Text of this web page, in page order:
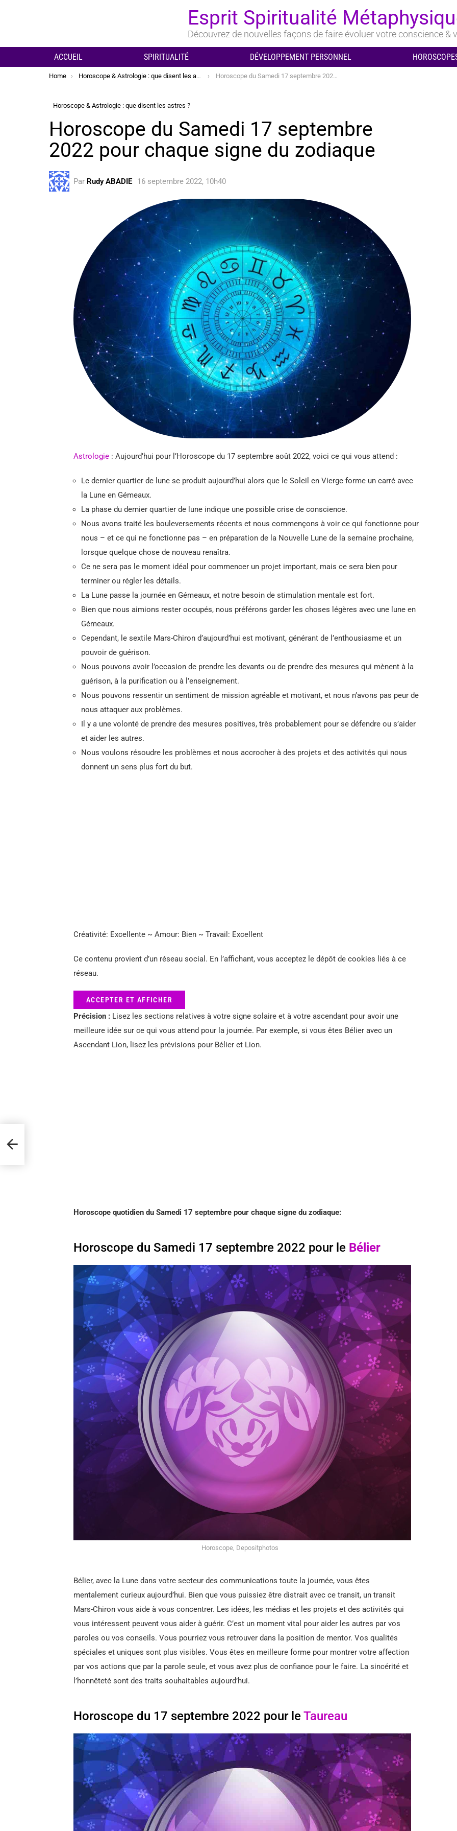
Esprit Spiritualité
Découvrez de nouvelles façons de faire évoluer votre conscience &
ACCUEIL SPIRITUALITÉ DÉVELOPPEMENT PERSONNEL
You are here:
Home Horoscope & Astrologie : que disent les astres ? Horoscope du Samedi 17 septembre 2022 pour chaque signe du zodiaque
Horoscope & Astrologie : que disent les astres ?
Horoscope du Samedi 17 septembre
2022 pour chaque signe du zodiaque
Par Rudy ABADIE 16 septembre 2022, 10h40
Astrologie : Aujourd’hui pour l’Horoscope du 17 septembre août 2022, voici ce qui vous attend :
Le dernier quartier de lune se produit aujourd’hui alors que le Soleil en Vierge forme un carré avec
la Lune en Gémeaux.
La phase du dernier quartier de lune indique une possible crise de conscience.
Nous avons traité les bouleversements récents et nous commençons à voir ce qui fonctionne pour
nous – et ce qui ne fonctionne pas – en préparation de la Nouvelle Lune de la semaine prochaine,
lorsque quelque chose de nouveau renaîtra.
Ce ne sera pas le moment idéal pour commencer un projet important, mais ce sera bien pour
terminer ou régler les détails.
La Lune passe la journée en Gémeaux, et notre besoin de stimulation mentale est fort.
Bien que nous aimions rester occupés, nous préférons garder les choses légères avec une lune en
Gémeaux.
Cependant, le sextile Mars-Chiron d’aujourd’hui est motivant, générant de l’enthousiasme et un
pouvoir de guérison.
Nous pouvons avoir l’occasion de prendre les devants ou de prendre des mesures qui mènent à la
guérison, à la purification ou à l’enseignement.
Nous pouvons ressentir un sentiment de mission agréable et motivant, et nous n’avons pas peur de
nous attaquer aux problèmes.
Il y a une volonté de prendre des mesures positives, très probablement pour se défendre ou s’aider
et aider les autres.
Nous voulons résoudre les problèmes et nous accrocher à des projets et des activités qui nous
donnent un sens plus fort du but.
Créativité: Excellente ~ Amour: Bien ~ Travail: Excellent
Ce contenu provient d’un réseau social. En l’affichant, vous acceptez le dépôt de cookies liés à ce
réseau.
ACCEPTER ET AFFICHER
Précision : Lisez les sections relatives à votre signe solaire et à votre ascendant pour avoir une
meilleure idée sur ce qui vous attend pour la journée. Par exemple, si vous êtes Bélier avec un
Ascendant Lion, lisez les prévisions pour Bélier et Lion.
Horoscope quotidien du Samedi 17 septembre pour chaque signe du zodiaque:
Horoscope du Samedi 17 septembre 2022 pour le Bélier
Horoscope, Depositphotos
Bélier, avec la Lune dans votre secteur des communications toute la journée, vous êtes
mentalement curieux aujourd’hui. Bien que vous puissiez être distrait avec ce transit, un transit
Mars-Chiron vous aide à vous concentrer. Les idées, les médias et les projets et des activités qui
vous intéressent peuvent vous aider à guérir. C’est un moment vital pour aider les autres par vos
paroles ou vos conseils. Vous pourriez vous retrouver dans la position de mentor. Vos qualités
spéciales et uniques sont plus visibles. Vous êtes en meilleure forme pour montrer votre affection
par vos actions que par la parole seule, et vous avez plus de confiance pour le faire. La sincérité et
l’honnêteté sont des traits souhaitables aujourd’hui.
Horoscope du 17 septembre 2022 pour leTaureau